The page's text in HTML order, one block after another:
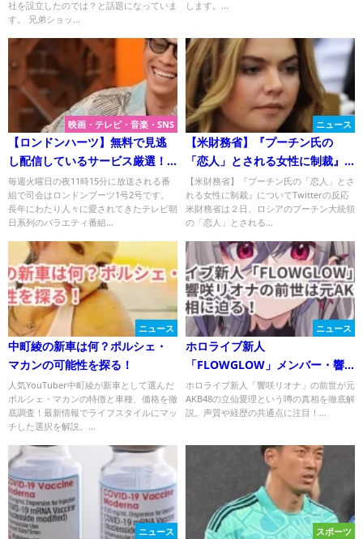
社を設立したのでは？と話題になっていま
す。 兄弟ショッ...
します。...
映画・テレビ・音楽・SNS
【ロンドンハーツ】無料で見逃
し配信しているサービス厳選！
2024年最新情報！
毎週火曜日の夜11時15分に放送される番
組で司会はロンドンブーツ1号2号です。
長年にわたり人々に愛されてきたテレビ朝
日系列のバラエティ番組...
ニュース
【米財務省】『プーチン氏の
「恋人」とされる女性に制裁』
についてTwitterの反応
【米財務省】『プーチン氏の「恋人」とさ
れる女性に制裁』についてTwitterの反応
米財務省は２日、ロシアのプーチン大統領
の「恋人」とされる...
ニュース
中町綾の新車は何？ポルシェ・
マカンの可能性を探る！
人気YouTuber中町綾が新車として選んだ
ポルシェ・マカンの特徴と車種、価格を徹
底調査！最新情報でライフスタイルにマッ
チした選択を解説。...
ニュース
ホロライブ新人
「FLOWGLOW」メンバー・響
咲リオナの前世は元AKB48？そ
の真相に迫る！
ホロライブ新人「響咲リオナ」の前世が元
AKB48の立仙愛理という噂の真相を徹底解
説。声質や経歴の共通点に注目！...
ニュース スポーツ